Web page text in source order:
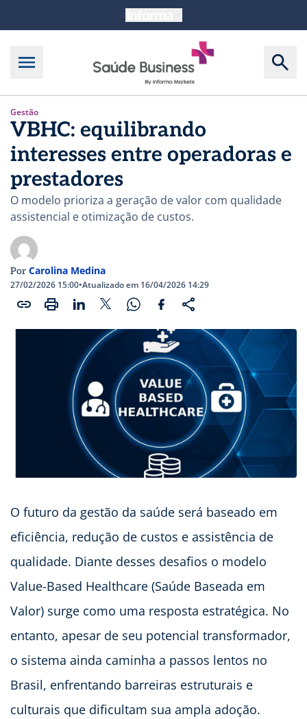
Gestão
VBHC: equilibrando
interesses entre operadoras e
prestadores
O modelo prioriza a geração de valor com qualidade
assistencial e otimização de custos.
Por Carolina Medina
27/02/2026 15:00•Atualizado em 16/04/2026 14:29
O futuro da gestão da saúde será baseado em
eficiência, redução de custos e assistência de
qualidade. Diante desses desafios o modelo
Value-Based Healthcare (Saúde Baseada em
Valor) surge como uma resposta estratégica. No
entanto, apesar de seu potencial transformador,
o sistema ainda caminha a passos lentos no
Brasil, enfrentando barreiras estruturais e
culturais que dificultam sua ampla adoção.